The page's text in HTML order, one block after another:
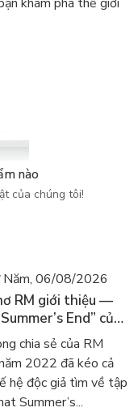
nào
của chúng tôi!
Năm, 06/08/2026
RM giới thiệu —
End” của
bok ra mắt bản
sau 4 năm gây
chia sẻ của RM
2022 đã kéo cả
hệ độc giả tìm về tập
Summer’s...